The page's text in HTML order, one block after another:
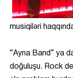
musiqiləri
“Ayna Band” ya
doğuluşu. Rock